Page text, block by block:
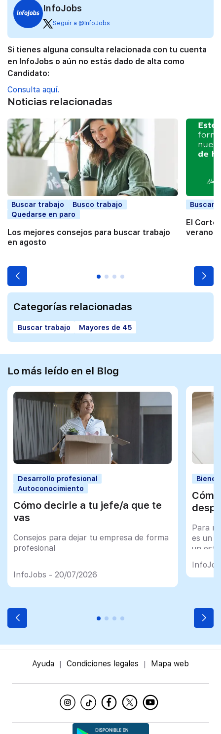
InfoJobs
Seguir a @InfoJobs
Si tienes alguna consulta relacionada con tu cuenta
en InfoJobs o aún no estás dado de alta como
Candidato:
Consulta aquí.
Noticias relacionadas
Buscar trabajo
Busco trabajo
Quedarse en paro
Los mejores consejos para buscar trabajo
en agosto
Buscar
El Corte
verano
Categorías relacionadas
Buscar trabajo Mayores de 45
Lo más leído en el Blog
Desarrollo profesional
Autoconocimiento
Cómo decirle a tu jefe/a que te
vas
Consejos para dejar tu empresa de forma
profesional
InfoJobs - 20/07/2026
Para
es un
un
Ayuda Condiciones legales Mapa web